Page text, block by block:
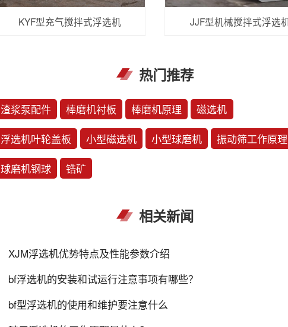
KYF型充气搅拌式浮选机 JJF型机械搅拌式浮选
热门推荐
渣浆泵配件 棒磨机衬板 棒磨机原理
磁选机
浮选机叶轮盖板
小型磁选机 小型球磨机
振动筛工作原理
球磨机钢球
锆矿
相关新闻
XJM浮选机优势特点及性能参数介绍
bf浮选机的安装和试运行注意事项有哪些？
bf型浮选机的使用和维护要注意什么